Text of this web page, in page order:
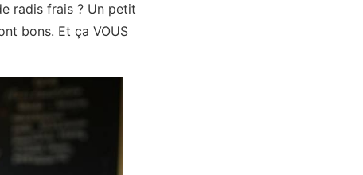
radis frais ? Un petit
bons. Et ça VOUS